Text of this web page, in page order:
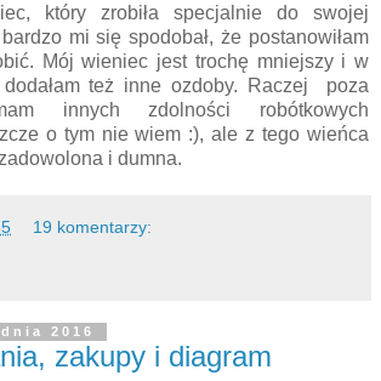
który zrobiła specjalnie do swojej
mi się spodobał, że postanowiłam
Mój wieniec jest trochę mniejszy i w
też inne ozdoby. Raczej poza
innych zdolności robótkowych
o tym nie wiem :), ale z tego wieńca
i dumna.
19 komentarzy:
2016
zakupy i diagram